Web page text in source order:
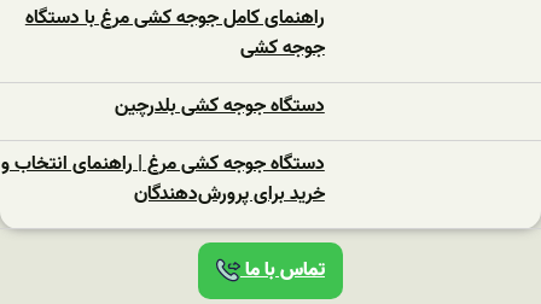
راهنمای کامل جوجه کشی مرغ با دستگاه
جوجه کشی
دستگاه جوجه‌ کشی بلدرچین
دستگاه جوجه‌ کشی مرغ | راهنمای انتخاب و
خرید برای پرورش‌دهندگان
تماس با ما